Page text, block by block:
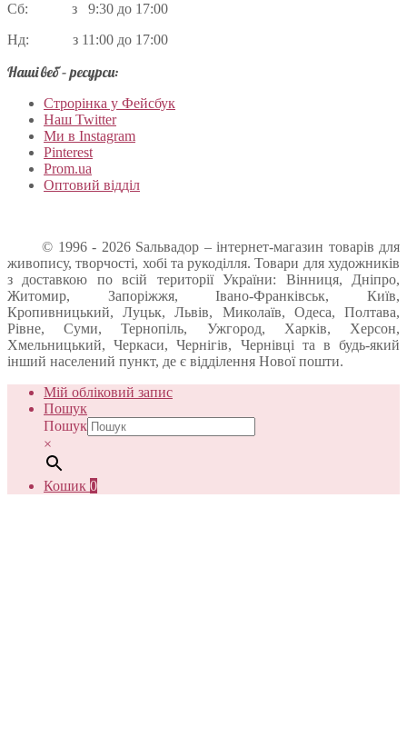
Сб: з 9:30 до 17:00
Нд: з 11:00 до 17:00
Наші веб – ресурси:
Строрінка у Фейсбук
Наш Twitter
Ми в Instagram
Pinterest
Prom.ua
Оптовий відділ
© 1996 - 2026 Sальвадор – інтернет-магазин товарів для
живопису, творчості, хобі та рукоділля. Товари для художників
з доставкою по всій території України: Вінниця, Дніпро,
Житомир, Запоріжжя, Івано-Франківськ, Київ,
Кропивницький, Луцьк, Львів, Миколаїв, Одеса, Полтава,
Рівне, Суми, Тернопіль, Ужгород, Харків, Херсон,
Хмельницький, Черкаси, Чернігів, Чернівці та в будь-який
інший населений пункт, де є відділення Нової пошти.
Мій обліковий запис
Пошук
Пошук
×
Кошик 0